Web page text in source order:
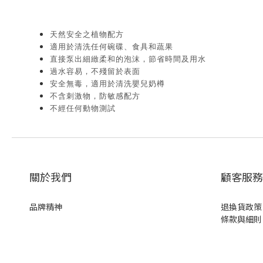
天然安全之植物配方
適用於清洗任何碗碟、食具和蔬果
直接泵出細緻柔和的泡沫，節省時間及用水
過水容易，不殘留於表面
安全無毒，適用於清洗嬰兒奶樽
不含刺激物，防敏感配方
不經任何動物測試
關於我們
品牌精神
顧客服務
退換貨政策
條款與細則